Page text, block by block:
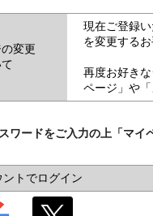
変更
現在ご登録
を変更するお
再度お好き
ページ」や
ワードをご入力の上「マ
トでログイン